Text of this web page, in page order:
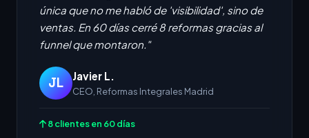
única que no me habló de 'visibilidad', sino de
ventas. En 60 días cerré 8 reformas gracias al
funnel que montaron."
JL Javier L.
CEO, Reformas Integrales Madrid
8 clientes en 60 días